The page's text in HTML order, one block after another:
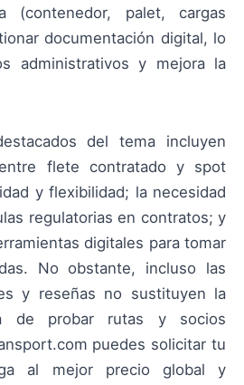
palet, cargas
documentación digital, lo
administrativos y mejora la
del tema incluyen
flete contratado y spot
y flexibilidad; la necesidad
regulatorias en contratos; y
digitales para tomar
No obstante, incluso las
y reseñas no sustituyen la
de probar rutas y socios
puedes solicitar tu
al mejor precio global y